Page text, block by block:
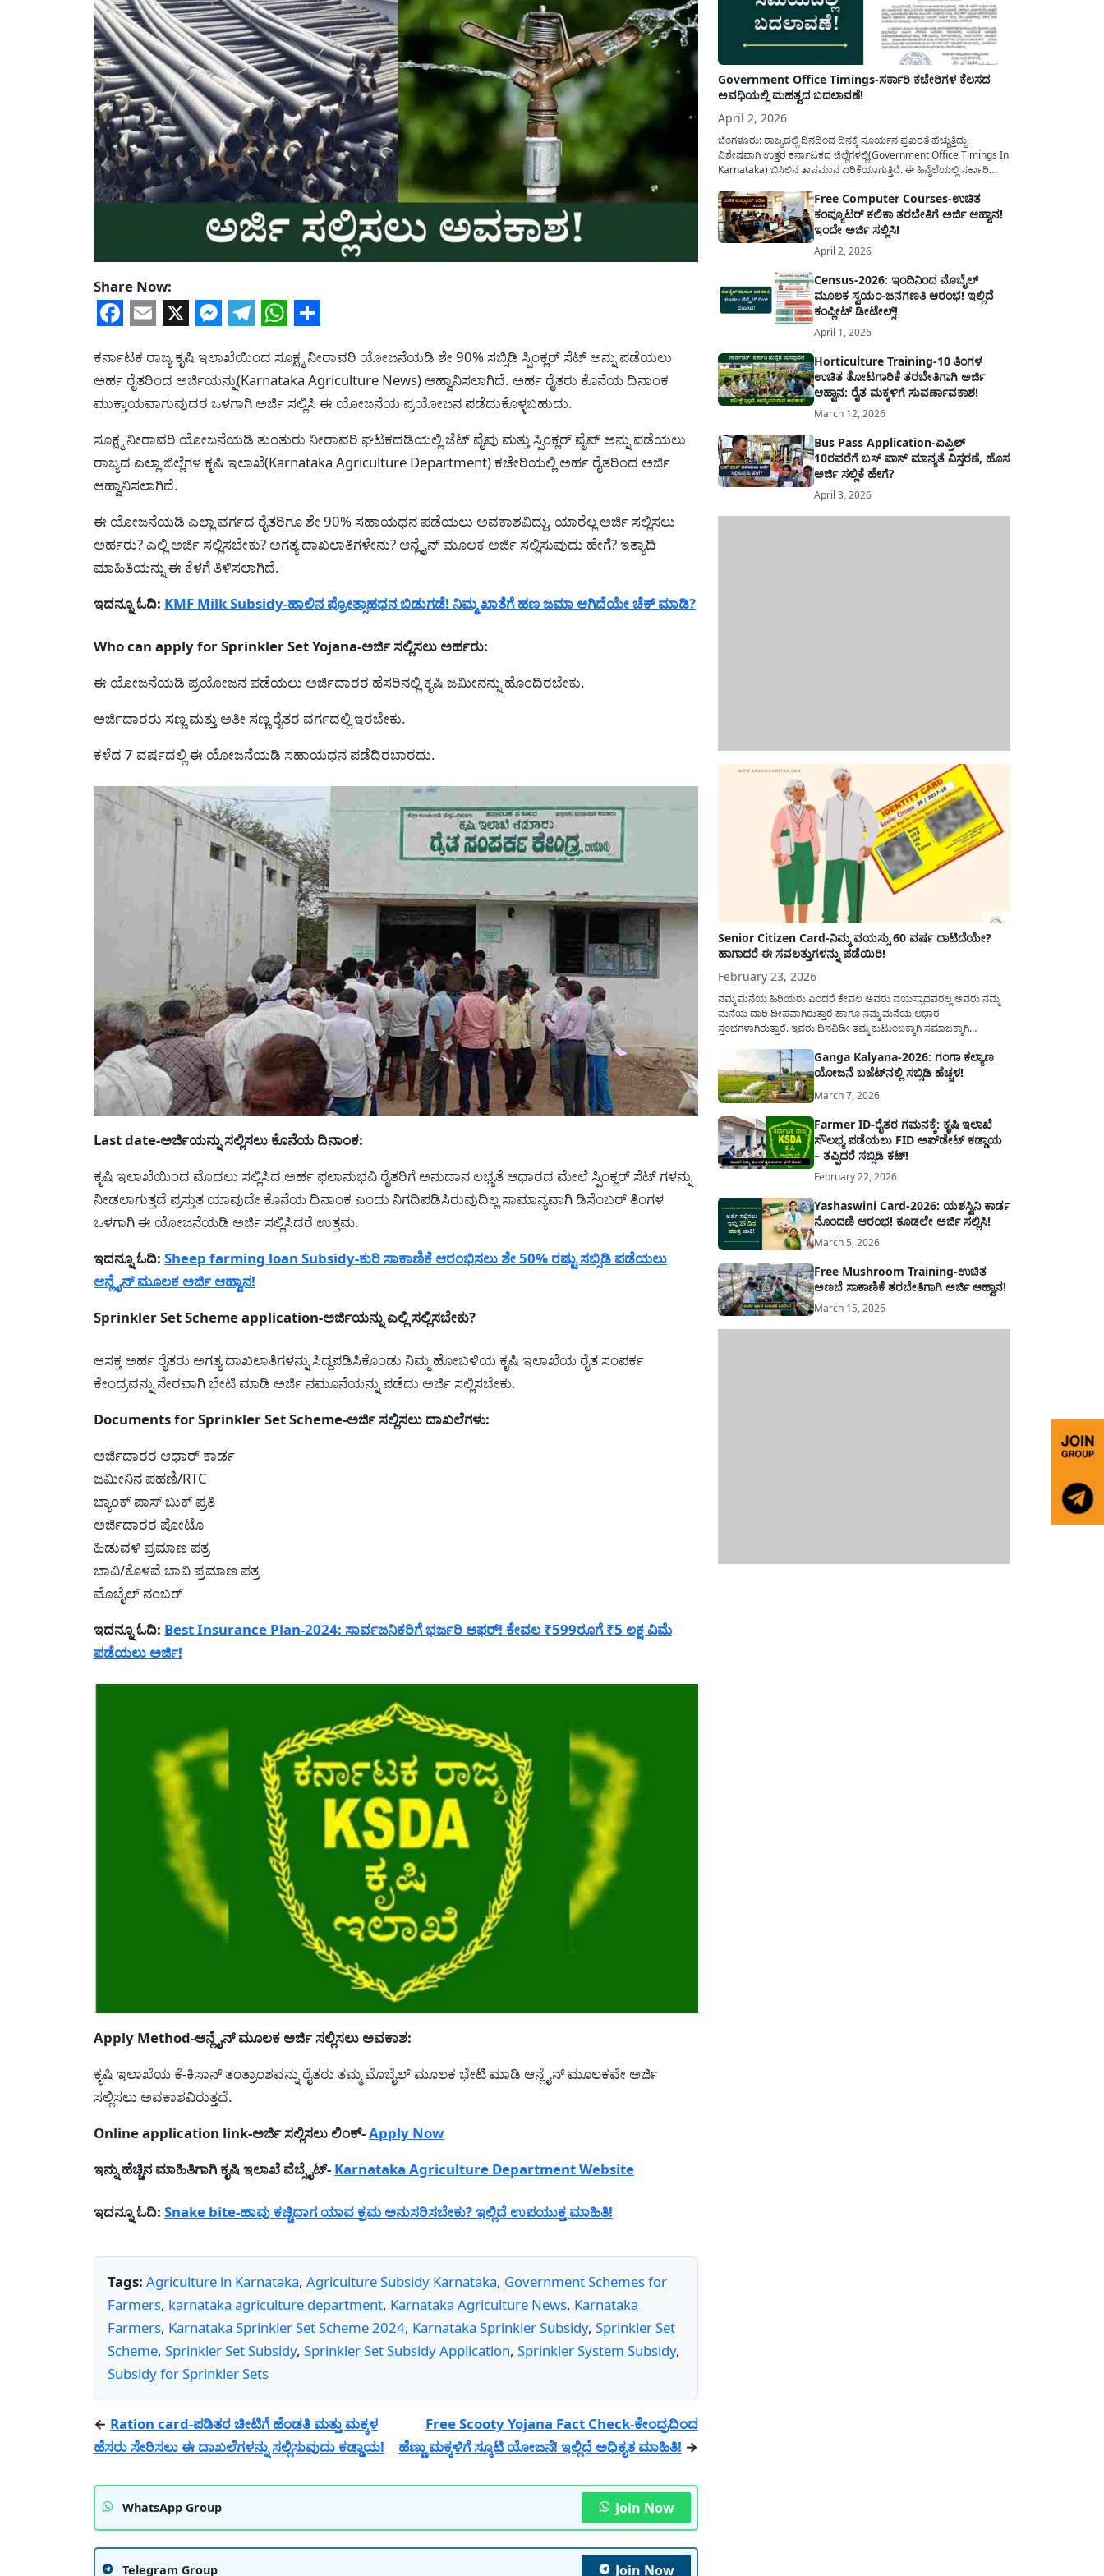
Share Now:
ಕರ್ನಾಟಕ ರಾಜ್ಯ ಕೃಷಿ ಇಲಾಖೆಯಿಂದ ಸೂಕ್ಷ್ಮ ನೀರಾವರಿ ಯೋಜನೆಯಡಿ ಶೇ 90% ಸಬ್ಸಿಡಿ ಸ್ಪಿಂಕ್ಲರ್ ಸೆಟ್ ಅನ್ನು ಪಡೆಯಲು
ಅರ್ಹ ರೈತರಿಂದ ಅರ್ಜಿಯನ್ನು(Karnataka Agriculture News) ಆಹ್ವಾನಿಸಲಾಗಿದೆ. ಅರ್ಹ ರೈತರು ಕೊನೆಯ ದಿನಾಂಕ
ಮುಕ್ತಾಯವಾಗುವುದರ ಒಳಗಾಗಿ ಅರ್ಜಿ ಸಲ್ಲಿಸಿ ಈ ಯೋಜನೆಯ ಪ್ರಯೋಜನ ಪಡೆದುಕೊಳ್ಳಬಹುದು.
ಸೂಕ್ಷ್ಮ ನೀರಾವರಿ ಯೋಜನೆಯಡಿ ತುಂತುರು ನೀರಾವರಿ ಘಟಕದಡಿಯಲ್ಲಿ ಜೆಟ್ ಪೈಪು ಮತ್ತು ಸ್ಪಿಂಕ್ಲರ್ ಪೈಪ್ ಅನ್ನು ಪಡೆಯಲು
ರಾಜ್ಯದ ಎಲ್ಲಾ ಜಿಲ್ಲೆಗಳ ಕೃಷಿ ಇಲಾಖೆ(Karnataka Agriculture Department) ಕಚೇರಿಯಲ್ಲಿ ಅರ್ಹ ರೈತರಿಂದ ಅರ್ಜಿ
ಆಹ್ವಾನಿಸಲಾಗಿದೆ.
ಈ ಯೋಜನೆಯಡಿ ಎಲ್ಲಾ ವರ್ಗದ ರೈತರಿಗೂ ಶೇ 90% ಸಹಾಯಧನ ಪಡೆಯಲು ಅವಕಾಶವಿದ್ದು, ಯಾರೆಲ್ಲ ಅರ್ಜಿ ಸಲ್ಲಿಸಲು
ಅರ್ಹರು? ಎಲ್ಲಿ ಅರ್ಜಿ ಸಲ್ಲಿಸಬೇಕು? ಅಗತ್ಯ ದಾಖಲಾತಿಗಳೇನು? ಆನ್ಲೈನ್ ಮೂಲಕ ಅರ್ಜಿ ಸಲ್ಲಿಸುವುದು ಹೇಗೆ? ಇತ್ಯಾದಿ
ಮಾಹಿತಿಯನ್ನು ಈ ಕೆಳಗೆ ತಿಳಿಸಲಾಗಿದೆ.
ಇದನ್ನೂ ಓದಿ: KMF Milk Subsidy-ಹಾಲಿನ ಪ್ರೋತ್ಸಾಹಧನ ಬಿಡುಗಡೆ! ನಿಮ್ಮ ಖಾತೆಗೆ ಹಣ ಜಮಾ ಆಗಿದೆಯೇ ಚೆಕ್ ಮಾಡಿ?
Who can apply for Sprinkler Set Yojana-ಅರ್ಜಿ ಸಲ್ಲಿಸಲು ಅರ್ಹರು:
ಈ ಯೋಜನೆಯಡಿ ಪ್ರಯೋಜನ ಪಡೆಯಲು ಅರ್ಜಿದಾರರ ಹೆಸರಿನಲ್ಲಿ ಕೃಷಿ ಜಮೀನನ್ನು ಹೊಂದಿರಬೇಕು.
ಅರ್ಜಿದಾರರು ಸಣ್ಣ ಮತ್ತು ಅತೀ ಸಣ್ಣ ರೈತರ ವರ್ಗದಲ್ಲಿ ಇರಬೇಕು.
ಕಳೆದ 7 ವರ್ಷದಲ್ಲಿ ಈ ಯೋಜನೆಯಡಿ ಸಹಾಯಧನ ಪಡೆದಿರಬಾರದು.
Last date-ಅರ್ಜಿಯನ್ನು ಸಲ್ಲಿಸಲು ಕೊನೆಯ ದಿನಾಂಕ:
ಕೃಷಿ ಇಲಾಖೆಯಿಂದ ಮೊದಲು ಸಲ್ಲಿಸಿದ ಅರ್ಹ ಫಲಾನುಭವಿ ರೈತರಿಗೆ ಅನುದಾನ ಲಭ್ಯತೆ ಆಧಾರದ ಮೇಲೆ ಸ್ಪಿಂಕ್ಲರ್ ಸೆಟ್ ಗಳನ್ನು
ನೀಡಲಾಗುತ್ತದೆ ಪ್ರಸ್ತುತ ಯಾವುದೇ ಕೊನೆಯ ದಿನಾಂಕ ಎಂದು ನಿಗದಿಪಡಿಸಿರುವುದಿಲ್ಲ ಸಾಮಾನ್ಯವಾಗಿ ಡಿಸೆಂಬರ್ ತಿಂಗಳ
ಒಳಗಾಗಿ ಈ ಯೋಜನೆಯಡಿ ಅರ್ಜಿ ಸಲ್ಲಿಸಿದರೆ ಉತ್ತಮ.
ಇದನ್ನೂ ಓದಿ: Sheep farming loan Subsidy-ಕುರಿ ಸಾಕಾಣಿಕೆ ಆರಂಭಿಸಲು ಶೇ 50% ರಷ್ಟು ಸಬ್ಸಿಡಿ ಪಡೆಯಲು
ಆನ್ಲೈನ್ ಮೂಲಕ ಅರ್ಜಿ ಆಹ್ವಾನ!
Sprinkler Set Scheme application-ಅರ್ಜಿಯನ್ನು ಎಲ್ಲಿ ಸಲ್ಲಿಸಬೇಕು?
ಆಸಕ್ತ ಅರ್ಹ ರೈತರು ಅಗತ್ಯ ದಾಖಲಾತಿಗಳನ್ನು ಸಿದ್ದಪಡಿಸಿಕೊಂಡು ನಿಮ್ಮ ಹೋಬಳಿಯ ಕೃಷಿ ಇಲಾಖೆಯ ರೈತ ಸಂಪರ್ಕ
ಕೇಂದ್ರವನ್ನು ನೇರವಾಗಿ ಭೇಟಿ ಮಾಡಿ ಅರ್ಜಿ ನಮೂನೆಯನ್ನು ಪಡೆದು ಅರ್ಜಿ ಸಲ್ಲಿಸಬೇಕು.
Documents for Sprinkler Set Scheme-ಅರ್ಜಿ ಸಲ್ಲಿಸಲು ದಾಖಲೆಗಳು:
ಅರ್ಜಿದಾರರ ಆಧಾರ್ ಕಾರ್ಡ
ಜಮೀನಿನ ಪಹಣಿ/RTC
ಬ್ಯಾಂಕ್ ಪಾಸ್ ಬುಕ್ ಪ್ರತಿ
ಅರ್ಜಿದಾರರ ಪೋಟೊ
ಹಿಡುವಳಿ ಪ್ರಮಾಣ ಪತ್ರ
ಬಾವಿ/ಕೊಳವೆ ಬಾವಿ ಪ್ರಮಾಣ ಪತ್ರ
ಮೊಬೈಲ್ ನಂಬರ್
ಇದನ್ನೂ ಓದಿ: Best Insurance Plan-2024: ಸಾರ್ವಜನಿಕರಿಗೆ ಭರ್ಜರಿ ಆಫರ್! ಕೇವಲ ₹599ರೂಗೆ ₹5 ಲಕ್ಷ ವಿಮೆ
ಪಡೆಯಲು ಅರ್ಜಿ!
Apply Method-ಆನ್ಲೈನ್ ಮೂಲಕ ಅರ್ಜಿ ಸಲ್ಲಿಸಲು ಅವಕಾಶ:
ಕೃಷಿ ಇಲಾಖೆಯ ಕೆ-ಕಿಸಾನ್ ತಂತ್ರಾಂಶವನ್ನು ರೈತರು ತಮ್ಮ ಮೊಬೈಲ್ ಮೂಲಕ ಭೇಟಿ ಮಾಡಿ ಆನ್ಲೈನ್ ಮೂಲಕವೇ ಅರ್ಜಿ
ಸಲ್ಲಿಸಲು ಅವಕಾಶವಿರುತ್ತದೆ.
Online application link-ಅರ್ಜಿ ಸಲ್ಲಿಸಲು ಲಿಂಕ್-Apply Now
ಇನ್ನು ಹೆಚ್ಚಿನ ಮಾಹಿತಿಗಾಗಿ ಕೃಷಿ ಇಲಾಖೆ ವೆಬ್ಸೈಟ್- Karnataka Agriculture Department Website
ಇದನ್ನೂ ಓದಿ: Snake bite-ಹಾವು ಕಚ್ಚಿದಾಗ ಯಾವ ಕ್ರಮ ಅನುಸರಿಸಬೇಕು? ಇಲ್ಲಿದೆ ಉಪಯುಕ್ತ ಮಾಹಿತಿ!
Tags: Agriculture in Karnataka, Agriculture Subsidy Karnataka, Government Schemes for
Farmers, karnataka agriculture department, Karnataka Agriculture News, Karnataka
Farmers, Karnataka Sprinkler Set Scheme 2024, Karnataka Sprinkler Subsidy, Sprinkler Set
Scheme, Sprinkler Set Subsidy, Sprinkler Set Subsidy Application, Sprinkler System Subsidy,
Subsidy for Sprinkler Sets
← Ration card-ಪಡಿತರ ಚೀಟಿಗೆ ಹೆಂಡತಿ ಮತ್ತು ಮಕ್ಕಳ
ಹೆಸರು ಸೇರಿಸಲು ಈ ದಾಖಲೆಗಳನ್ನು ಸಲ್ಲಿಸುವುದು ಕಡ್ಡಾಯ!
Free Scooty Yojana Fact Check-ಕೇಂದ್ರದಿಂದ
ಹೆಣ್ಣು ಮಕ್ಕಳಿಗೆ ಸ್ಕೂಟಿ ಯೋಜನೆ! ಇಲ್ಲಿದೆ ಅಧಿಕೃತ ಮಾಹಿತಿ! →
WhatsApp Group Join Now
Telegram Group Join Now
Government Office Timings-ಸರ್ಕಾರಿ ಕಚೇರಿಗಳ ಕೆಲಸದ
ಅವಧಿಯಲ್ಲಿ ಮಹತ್ವದ ಬದಲಾವಣೆ!
April 2, 2026
ಬೆಂಗಳೂರು: ರಾಜ್ಯದಲ್ಲಿ ದಿನದಿಂದ ದಿನಕ್ಕೆ ಸೂರ್ಯನ ಪ್ರಖರತೆ ಹೆಚ್ಚುತ್ತಿದ್ದು,
ವಿಶೇಷವಾಗಿ ಉತ್ತರ ಕರ್ನಾಟಕದ ಜಿಲ್ಲೆಗಳಲ್ಲಿ(Government Office Timings In
Karnataka) ಬಿಸಿಲಿನ ತಾಪಮಾನ ಏರಿಕೆಯಾಗುತ್ತಿದೆ. ಈ ಹಿನ್ನೆಲೆಯಲ್ಲಿ ಸರ್ಕಾರಿ
ಸರ್ಕಾರವು ಮಹತ್ವದ ನಿರ್ಧಾರವೊಂದನ್ನು ಕೈಗೊಂಡಿದೆ. ಕಿತ್ತೂರು ಕರ್ನಾಟಕ ಮತ್ತು
ಕಲ್ಯಾಣ ಕರ್ನಾಟಕದ ಒಟ್ಟು 9 ಜಿಲ್ಲೆಗಳಲ್ಲಿ ಏಪ್ರಿಲ್...
Free Computer Courses-ಉಚಿತ
ಕಂಪ್ಯೂಟರ್ ಕಲಿಕಾ ತರಬೇತಿಗೆ ಅರ್ಜಿ ಆಹ್ವಾನ!
ಇಂದೇ ಅರ್ಜಿ ಸಲ್ಲಿಸಿ!
April 2, 2026
Census-2026: ಇಂದಿನಿಂದ ಮೊಬೈಲ್
ಮೂಲಕ ಸ್ವಯಂ-ಜನಗಣತಿ ಆರಂಭ! ಇಲ್ಲಿದೆ
ಕಂಪ್ಲೀಟ್ ಡೀಟೇಲ್ಸ್!
April 1, 2026
Horticulture Training-10 ತಿಂಗಳ
ಉಚಿತ ತೋಟಗಾರಿಕೆ ತರಬೇತಿಗಾಗಿ ಅರ್ಜಿ
ಆಹ್ವಾನ: ರೈತ ಮಕ್ಕಳಿಗೆ ಸುವರ್ಣಾವಕಾಶ!
March 12, 2026
Bus Pass Application-ಏಪ್ರಿಲ್
10ರವರೆಗೆ ಬಸ್ ಪಾಸ್ ಮಾನ್ಯತೆ ವಿಸ್ತರಣೆ, ಹೊಸ
ಅರ್ಜಿ ಸಲ್ಲಿಕೆ ಹೇಗೆ?
April 3, 2026
Senior Citizen Card-ನಿಮ್ಮ ವಯಸ್ಸು 60 ವರ್ಷ ದಾಟಿದೆಯೇ?
ಹಾಗಾದರೆ ಈ ಸವಲತ್ತುಗಳನ್ನು ಪಡೆಯಿರಿ!
February 23, 2026
ನಮ್ಮ ಮನೆಯ ಹಿರಿಯರು ಎಂದರೆ ಕೇವಲ ಅವರು ವಯಸ್ಸಾದವರಲ್ಲ ಅವರು ನಮ್ಮ
ಮನೆಯ ದಾರಿ ದೀಪವಾಗಿರುತ್ತಾರೆ ಹಾಗೂ ನಮ್ಮ ಮನೆಯ ಆಧಾರ
ಸ್ತಂಭಗಳಾಗಿರುತ್ತಾರೆ. ಇವರು ದಿನವಿಡೀ ತಮ್ಮ ಕುಟುಂಬಕ್ಕಾಗಿ ಸಮಾಜಕ್ಕಾಗಿ
ನೆಮ್ಮದಿಯಿಂದ ಕಳೆಯಬೇಕೆಂಬುದು ಪ್ರತಿಯೊಬ್ಬರ ಕನಸಾಗಿರುತ್ತದೆ ಆದ್ದರಿಂದ
ಸರ್ಕಾರವು ಹಿರಿಯ ನಾಗರಿಕರ ಗುರುತಿನ ಚೀಟಿ...
Ganga Kalyana-2026: ಗಂಗಾ ಕಲ್ಯಾಣ
ಯೋಜನೆ ಬಜೆಟ್‌ನಲ್ಲಿ ಸಬ್ಸಿಡಿ ಹೆಚ್ಚಳ!
March 7, 2026
Farmer ID-ರೈತರ ಗಮನಕ್ಕೆ: ಕೃಷಿ ಇಲಾಖೆ
ಸೌಲಭ್ಯ ಪಡೆಯಲು FID ಅಪ್‌ಡೇಟ್ ಕಡ್ಡಾಯ
– ತಪ್ಪಿದರೆ ಸಬ್ಸಿಡಿ ಕಟ್!
February 22, 2026
Yashaswini Card-2026: ಯಶಸ್ವಿನಿ ಕಾರ್ಡ
ನೊಂದಣಿ ಆರಂಭ! ಕೂಡಲೇ ಅರ್ಜಿ ಸಲ್ಲಿಸಿ!
March 5, 2026
Free Mushroom Training-ಉಚಿತ
ಅಣಬೆ ಸಾಕಾಣಿಕೆ ತರಬೇತಿಗಾಗಿ ಅರ್ಜಿ ಆಹ್ವಾನ!
March 15, 2026